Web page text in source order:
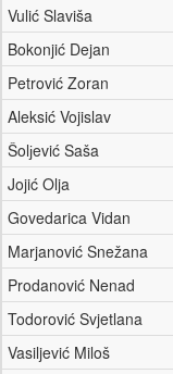
Vulić Slaviša
Bokonjić Dejan
Petrović Zoran
Aleksić Vojislav
Šolјević Saša
Jojić Olja
Govedarica Vidan
Marjanović Snežana
Prodanović Nenad
Todorović Svjetlana
Vasiljević Miloš